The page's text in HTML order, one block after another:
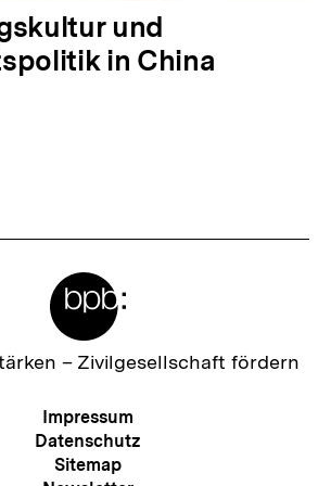
und
in China
– Zivilgesellschaft fördern
Meta-
Navigation
Impressum
Datenschutz
Sitemap